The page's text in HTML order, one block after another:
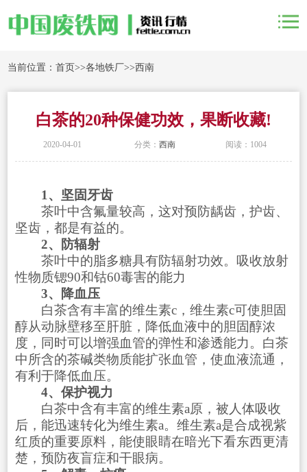
当前位置：首页>>各地铁厂>>西南
白茶的20种保健功效，果断收藏!
2020-04-01 分类： 西南 阅读：1004
1、坚固牙齿
茶叶中含氟量较高，这对预防龋齿，护齿、
坚齿，都是有益的。
2、防辐射
茶叶中的脂多糖具有防辐射功效。吸收放射
性物质锶90和钴60毒害的能力
3、降血压
白茶含有丰富的维生素c，维生素c可使胆固
醇从动脉壁移至肝脏，降低血液中的胆固醇浓
度，同时可以增强血管的弹性和渗透能力。白茶
中所含的茶碱类物质能扩张血管，使血液流通，
有利于降低血压。
4、保护视力
白茶中含有丰富的维生素a原，被人体吸收
后，能迅速转化为维生素a。维生素a是合成视紫
红质的重要原料，能使眼睛在暗光下看东西更清
楚，预防夜盲症和干眼病。